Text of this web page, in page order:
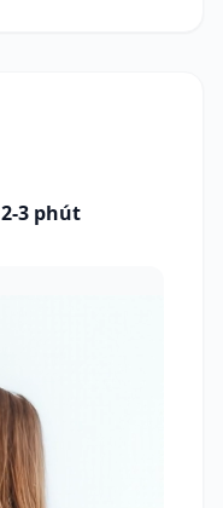
2-3 phút